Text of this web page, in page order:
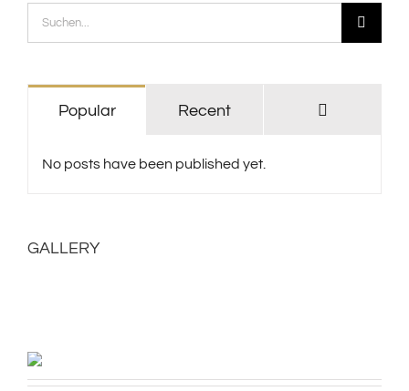
Popular Recent
No posts have been published yet.
GALLERY